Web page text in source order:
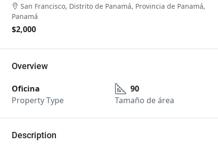
San Francisco, Distrito de Panamá, Provincia de Panamá,
Panamá
$2,000
Overview
Oficina
Property Type
90
Tamaño de área
Description